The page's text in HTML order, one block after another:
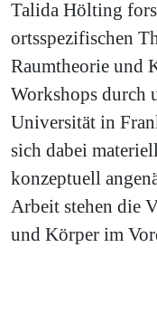
Talida Hölting
ortsspezifischen
Raumtheorie und
Workshops durch
Universität in
sich dabei
konzeptuell
Arbeit stehen die
und Körper im